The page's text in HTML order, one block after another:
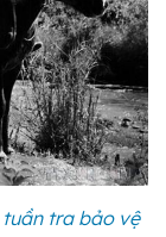
tuần tra bảo vệ